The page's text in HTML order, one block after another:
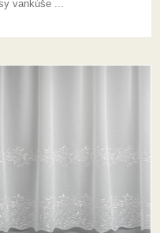
vankúše ...